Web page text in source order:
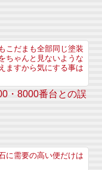
こだまも全部同じ塗装
ちゃんと見ないような
ますから気にする事は
・8000番台との誤
に需要の高い便だけは